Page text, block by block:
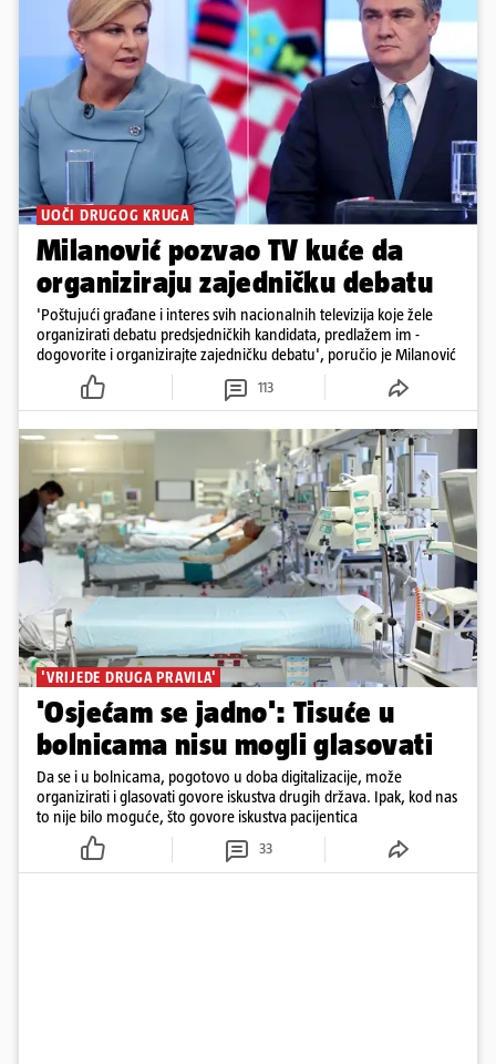
UOČI DRUGOG KRUGA
Milanović pozvao TV kuće da
organiziraju zajedničku debatu
'Poštujući građane i interes svih nacionalnih televizija koje žele
organizirati debatu predsjedničkih kandidata, predlažem im -
dogovorite i organizirajte zajedničku debatu', poručio je Milanović
113
'VRIJEDE DRUGA PRAVILA'
'Osjećam se jadno': Tisuće u
bolnicama nisu mogli glasovati
Da se i u bolnicama, pogotovo u doba digitalizacije, može
organizirati i glasovati govore iskustva drugih država. Ipak, kod nas
to nije bilo moguće, što govore iskustva pacijentica
33